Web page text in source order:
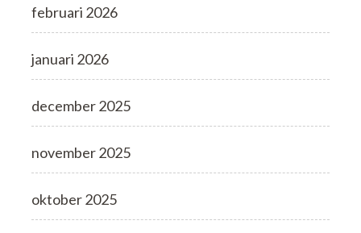
februari 2026
januari 2026
december 2025
november 2025
oktober 2025